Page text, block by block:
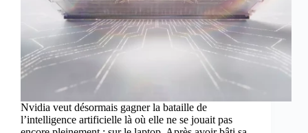
Nvidia veut désormais gagner la bataille de
l’intelligence artificielle là où elle ne se jouait pas